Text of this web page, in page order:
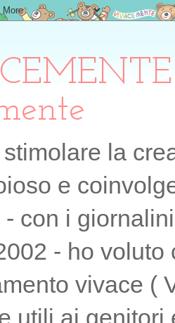
la
e
con i
- ho
vivace (
utili ai